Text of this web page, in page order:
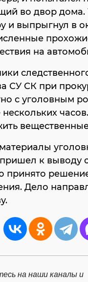
во двор дома.
и выпрыгнул в
на
СУ СК при
с уголовным
нескольких
к выводу
принято
Дело
на наши каналы и